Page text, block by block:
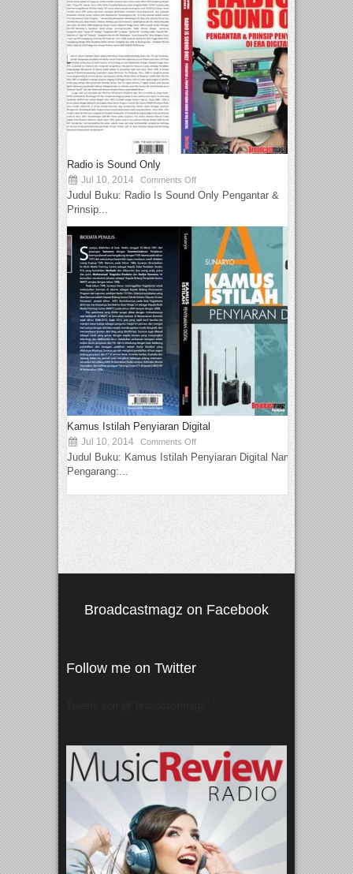
Radio is Sound Only
Jul 10, 2014 Comments Off
Judul Buku: Radio Is Sound Only Pengantar &
Prinsip...
Kamus Istilah Penyiaran Digital
Jul 10, 2014 Comments Off
Judul Buku: Kamus Istilah Penyiaran Digital Nama
Pengarang:...
Broadcastmagz on Facebook
Follow me on Twitter